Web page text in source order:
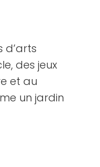
d’arts
des jeux
et au
un jardin